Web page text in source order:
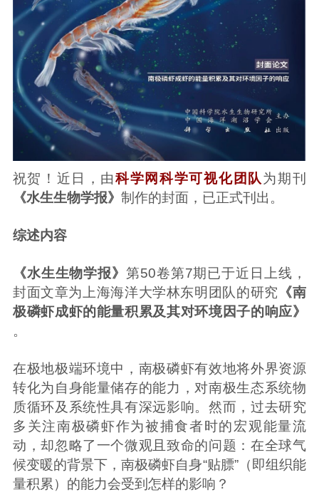
祝贺！近日，由科学网科学可视化团队为期刊
《水生生物学报》 制作的封面，已正式刊出。
综述内容
《水生生物学报》 第50卷第7期已于近日上线，
封面文章为上海海洋大学林东明团队的研究 《南
极磷虾成虾的能量积累及其对环境因子的响应》
。
在极地极端环境中，南极磷虾有效地将外界资源
转化为自身能量储存的能力，对南极生态系统物
质循环及系统性具有深远影响。然而，过去研究
多关注南极磷虾作为被捕食者时的宏观能量流
动，却忽略了一个微观且致命的问题：在全球气
候变暖的背景下，南极磷虾自身“贴膘”（即组织能
量积累）的能力会受到怎样的影响？